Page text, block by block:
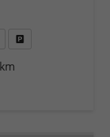
Sie an
Fahrzeugexposé (PDF)